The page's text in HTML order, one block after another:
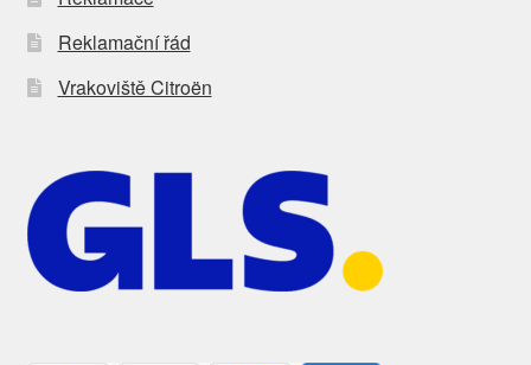
Reklamační řád
Vrakoviště Citroën